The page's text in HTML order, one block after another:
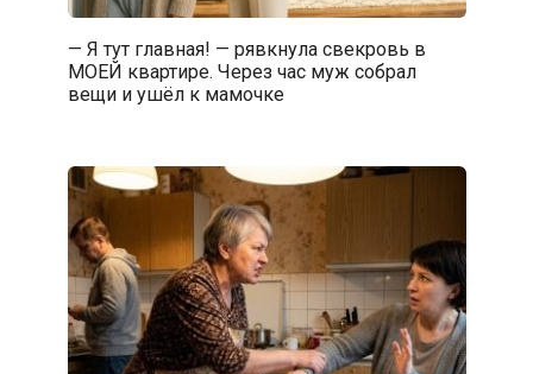
— Я тут главная! — рявкнула свекровь в
МОЕЙ квартире. Через час муж собрал
вещи и ушёл к мамочке